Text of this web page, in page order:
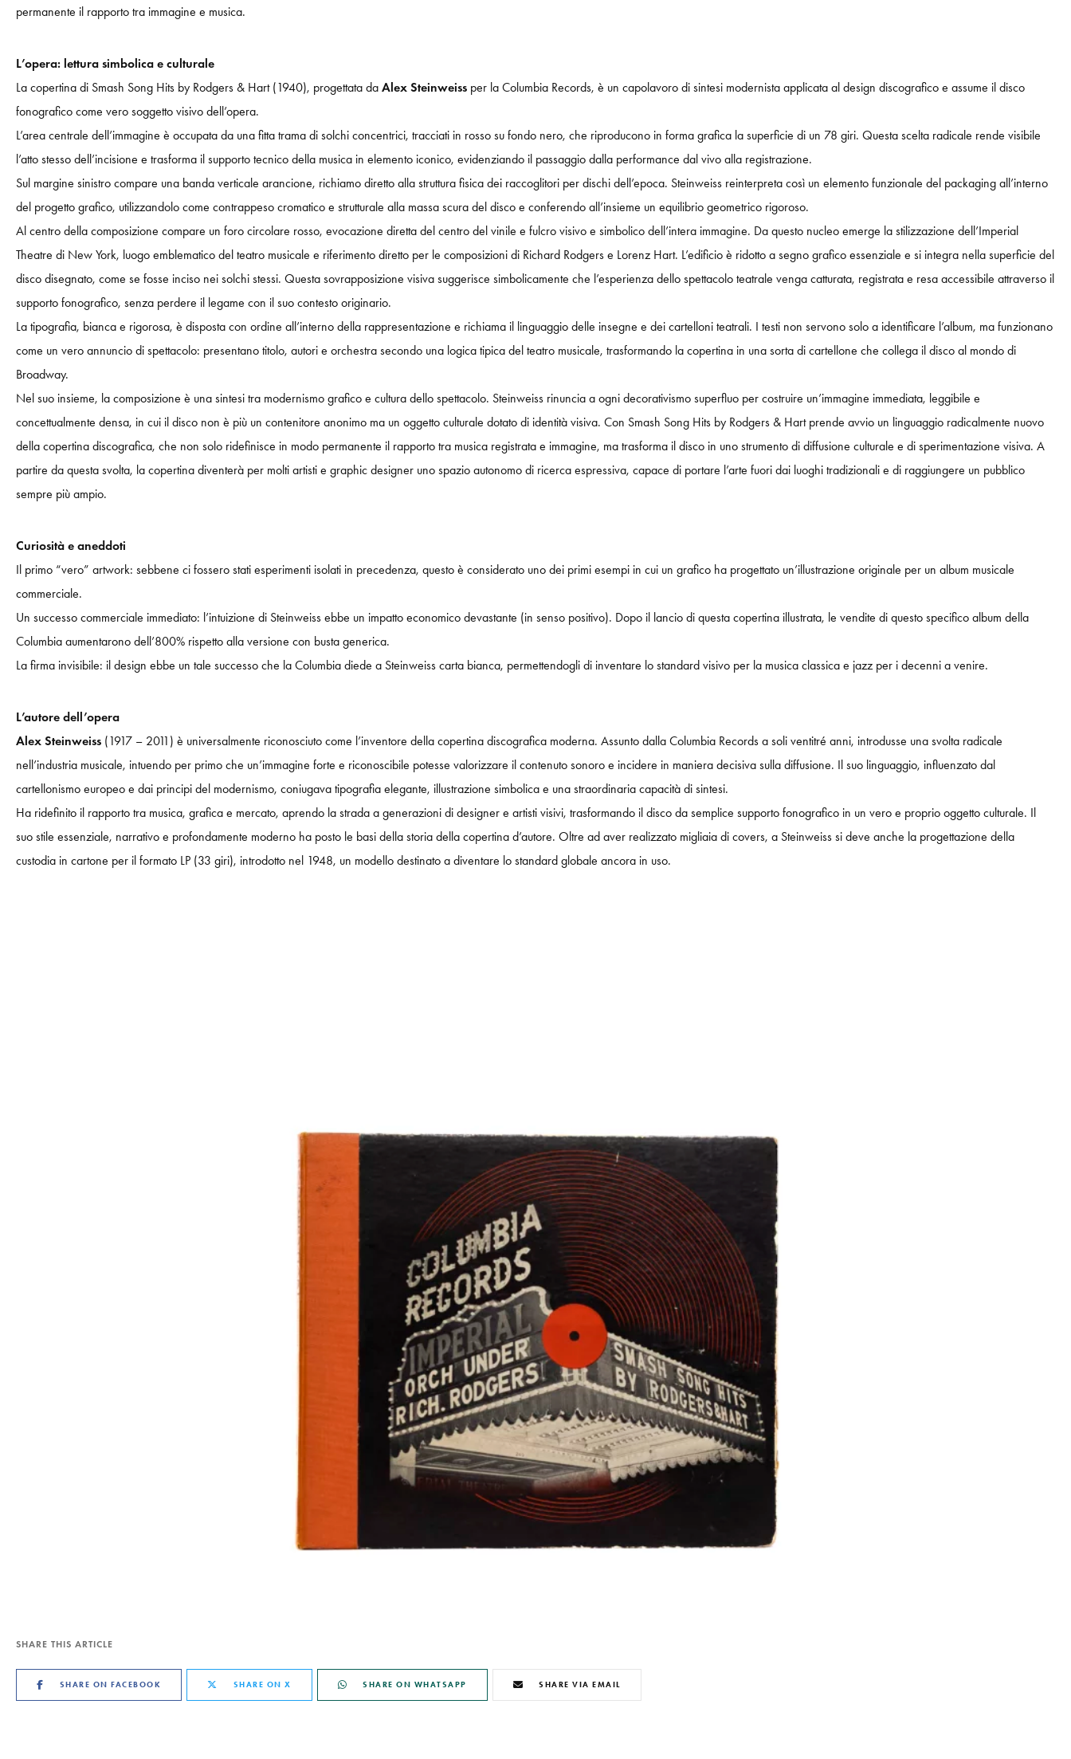
permanente il rapporto tra immagine e musica.
L’opera: lettura simbolica e culturale
La copertina di Smash Song Hits by Rodgers & Hart (1940), progettata da Alex Steinweiss per la Columbia Records, è un capolavoro di sintesi modernista applicata al design discografico e assume il disco
fonografico come vero soggetto visivo dell’opera.
L’area centrale dell’immagine è occupata da una fitta trama di solchi concentrici, tracciati in rosso su fondo nero, che riproducono in forma grafica la superficie di un 78 giri. Questa scelta radicale rende visibile
l’atto stesso dell’incisione e trasforma il supporto tecnico della musica in elemento iconico, evidenziando il passaggio dalla performance dal vivo alla registrazione.
Sul margine sinistro compare una banda verticale arancione, richiamo diretto alla struttura fisica dei raccoglitori per dischi dell’epoca. Steinweiss reinterpreta così un elemento funzionale del packaging all’interno
del progetto grafico, utilizzandolo come contrappeso cromatico e strutturale alla massa scura del disco e conferendo all’insieme un equilibrio geometrico rigoroso.
Al centro della composizione compare un foro circolare rosso, evocazione diretta del centro del vinile e fulcro visivo e simbolico dell’intera immagine. Da questo nucleo emerge la stilizzazione dell’Imperial
Theatre di New York, luogo emblematico del teatro musicale e riferimento diretto per le composizioni di Richard Rodgers e Lorenz Hart. L’edificio è ridotto a segno grafico essenziale e si integra nella superficie del
disco disegnato, come se fosse inciso nei solchi stessi. Questa sovrapposizione visiva suggerisce simbolicamente che l’esperienza dello spettacolo teatrale venga catturata, registrata e resa accessibile attraverso il
supporto fonografico, senza perdere il legame con il suo contesto originario.
La tipografia, bianca e rigorosa, è disposta con ordine all’interno della rappresentazione e richiama il linguaggio delle insegne e dei cartelloni teatrali. I testi non servono solo a identificare l’album, ma funzionano
come un vero annuncio di spettacolo: presentano titolo, autori e orchestra secondo una logica tipica del teatro musicale, trasformando la copertina in una sorta di cartellone che collega il disco al mondo di
Broadway.
Nel suo insieme, la composizione è una sintesi tra modernismo grafico e cultura dello spettacolo. Steinweiss rinuncia a ogni decorativismo superfluo per costruire un’immagine immediata, leggibile e
concettualmente densa, in cui il disco non è più un contenitore anonimo ma un oggetto culturale dotato di identità visiva. Con Smash Song Hits by Rodgers & Hart prende avvio un linguaggio radicalmente nuovo
della copertina discografica, che non solo ridefinisce in modo permanente il rapporto tra musica registrata e immagine, ma trasforma il disco in uno strumento di diffusione culturale e di sperimentazione visiva. A
partire da questa svolta, la copertina diventerà per molti artisti e graphic designer uno spazio autonomo di ricerca espressiva, capace di portare l’arte fuori dai luoghi tradizionali e di raggiungere un pubblico
sempre più ampio.
Curiosità e aneddoti
Il primo “vero” artwork: sebbene ci fossero stati esperimenti isolati in precedenza, questo è considerato uno dei primi esempi in cui un grafico ha progettato un’illustrazione originale per un album musicale
commerciale.
Un successo commerciale immediato: l’intuizione di Steinweiss ebbe un impatto economico devastante (in senso positivo). Dopo il lancio di questa copertina illustrata, le vendite di questo specifico album della
Columbia aumentarono dell’800% rispetto alla versione con busta generica.
La firma invisibile: il design ebbe un tale successo che la Columbia diede a Steinweiss carta bianca, permettendogli di inventare lo standard visivo per la musica classica e jazz per i decenni a venire.
L’autore dell’opera
Alex Steinweiss (1917 – 2011) è universalmente riconosciuto come l’inventore della copertina discografica moderna. Assunto dalla Columbia Records a soli ventitré anni, introdusse una svolta radicale
nell’industria musicale, intuendo per primo che un’immagine forte e riconoscibile potesse valorizzare il contenuto sonoro e incidere in maniera decisiva sulla diffusione. Il suo linguaggio, influenzato dal
cartellonismo europeo e dai principi del modernismo, coniugava tipografia elegante, illustrazione simbolica e una straordinaria capacità di sintesi.
Ha ridefinito il rapporto tra musica, grafica e mercato, aprendo la strada a generazioni di designer e artisti visivi, trasformando il disco da semplice supporto fonografico in un vero e proprio oggetto culturale. Il
suo stile essenziale, narrativo e profondamente moderno ha posto le basi della storia della copertina d’autore. Oltre ad aver realizzato migliaia di covers, a Steinweiss si deve anche la progettazione della
custodia in cartone per il formato LP (33 giri), introdotto nel 1948, un modello destinato a diventare lo standard globale ancora in uso.
SHARE THIS ARTICLE
SHARE ON FACEBOOK SHARE ON X SHARE ON WHATSAPP SHARE VIA EMAIL